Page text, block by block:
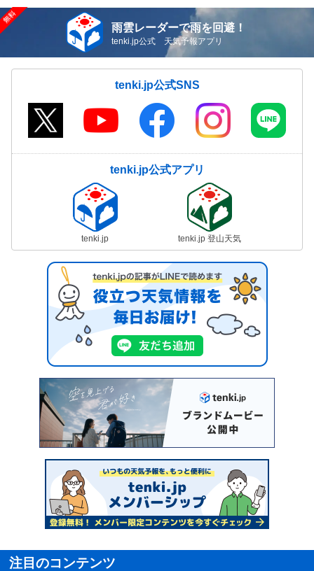
雨雲レーダーで雨を回避！
tenki.jp公式 天気予報アプリ
tenki.jp公式SNS
tenki.jp公式アプリ
tenki.jp tenki.jp 登山天気
注目のコンテンツ